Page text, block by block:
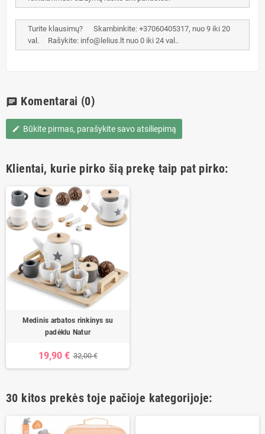
Turite klausimų? Skambinkite: +37060405317, nuo 9 iki 20
val. Rašykite: info@lelius.lt nuo 0 iki 24 val..
chat Komentarai (0)
edit Būkite pirmas, parašykite savo atsiliepimą
Klientai, kurie pirko šią prekę taip pat pirko:
Medinis arbatos rinkinys su
padėklu Natur
19,90 € 32,00 €
30 kitos prekės toje pačioje kategorijoje: